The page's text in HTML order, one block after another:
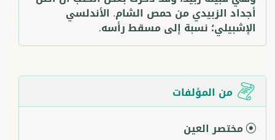
أجداد الزبيدي من حمص الشام. الأندلسي
الإشبيلي؛ نسبة إلى مسقط رأسه.
من المؤلفات
مختصر العين